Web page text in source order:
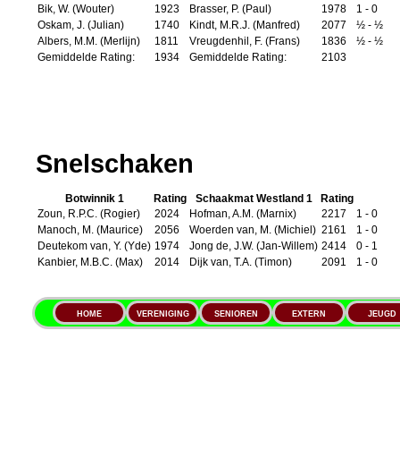
Bik, W. (Wouter)
1923 Brasser, P. (Paul) 1978
1 - 0
Oskam, J. (Julian)
1740 Kindt, M.R.J. (Manfred) 2077
½ - ½
Albers, M.M. (Merlijn)
1811 Vreugdenhil, F. (Frans) 1836
½ - ½
Gemiddelde Rating:
1934 Gemiddelde Rating: 2103
Snelschaken
Botwinnik 1 Rating Schaakmat Westland 1
Rating
Zoun, R.P.C. (Rogier)
2024 Hofman, A.M. (Marnix) 2217
1 - 0
Manoch, M. (Maurice)
2056 Woerden van, M. (Michiel) 2161
1 - 0
Deutekom van, Y. (Yde) 1974 Jong de, J.W. (Jan-Willem) 2414
0 - 1
Kanbier, M.B.C. (Max)
2014 Dijk van, T.A. (Timon) 2091 1 - 0
HOME VERENIGING SENIOREN EXTERN JEUGD